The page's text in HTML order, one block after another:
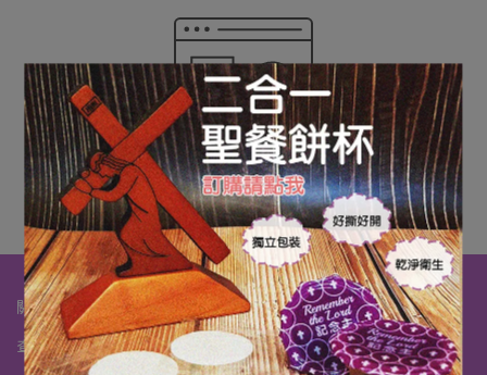
很抱歉，無商品符合篩選條件
請重新輸入篩選
關於我們
查詢 關於我們 我的帳戶 海外購物須知 商品退換貨須知